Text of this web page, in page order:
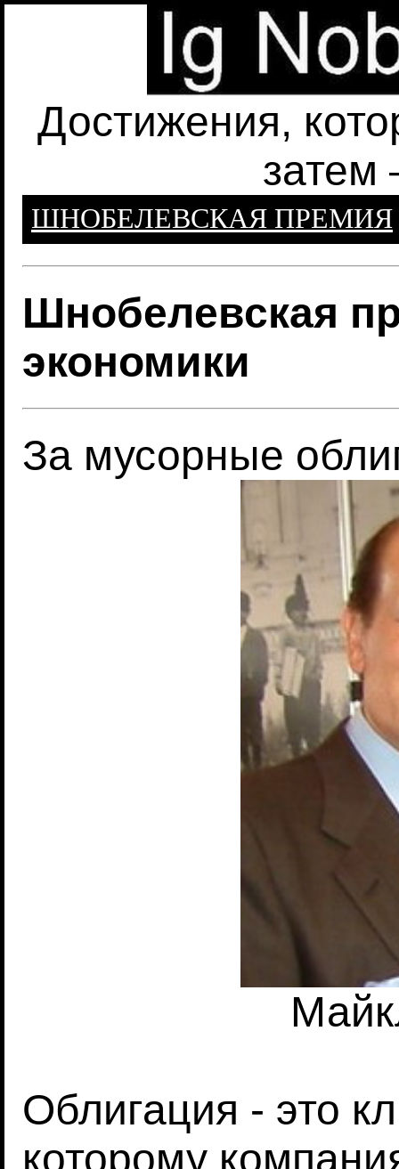
Достижения,
затем
ШНОБЕЛЕВСКАЯ ПРЕМИЯ
Шнобелевская
экономики
За мусорные
Облигация - это
которому